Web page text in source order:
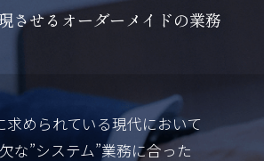
させるオーダーメ イ ドの業務
求められている現代において
な”システム”業務に合った